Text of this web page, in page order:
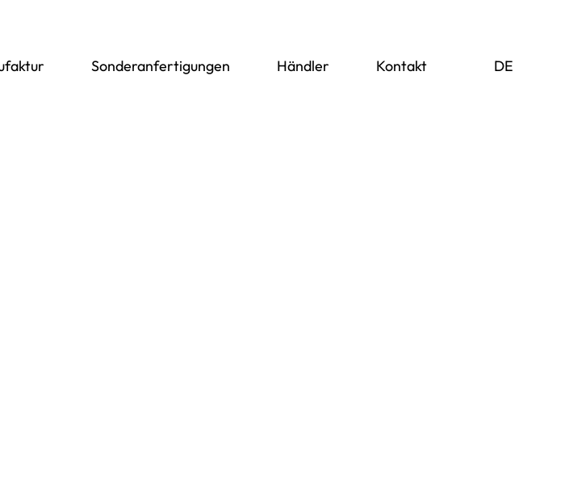
Sonderanfertigungen Händler Kontakt DE
EN